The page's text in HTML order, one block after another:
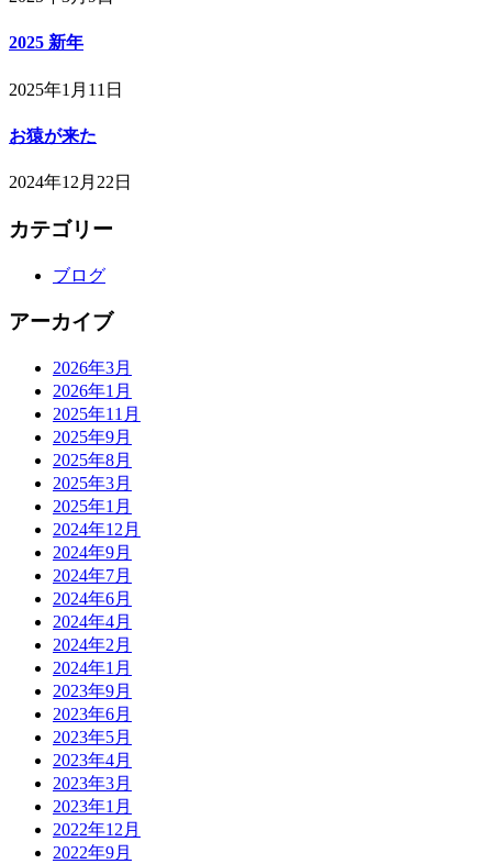
2025 新年
2025年1月11日
お猿が来た
2024年12月22日
カテゴリー
ブログ
アーカイブ
2026年3月
2026年1月
2025年11月
2025年9月
2025年8月
2025年3月
2025年1月
2024年12月
2024年9月
2024年7月
2024年6月
2024年4月
2024年2月
2024年1月
2023年9月
2023年6月
2023年5月
2023年4月
2023年3月
2023年1月
2022年12月
2022年9月